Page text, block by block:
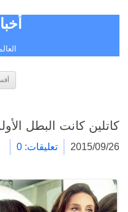
كاتلين كانت البطل
2015/09/26 تعليقات: 0